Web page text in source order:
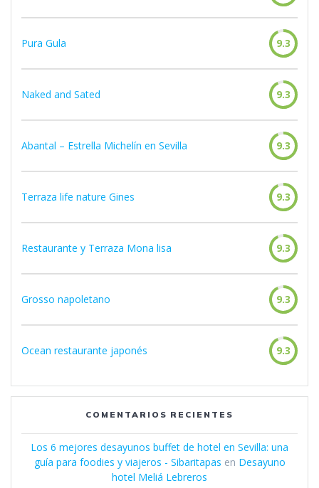
Pura Gula 9.3
Naked and Sated 9.3
Abantal – Estrella Michelín en Sevilla 9.3
Terraza life nature Gines 9.3
Restaurante y Terraza Mona lisa 9.3
Grosso napoletano 9.3
Ocean restaurante japonés 9.3
COMENTARIOS RECIENTES
Los 6 mejores desayunos buffet de hotel en Sevilla: una
guía para foodies y viajeros - Sibaritapas en Desayuno
hotel Meliá Lebreros